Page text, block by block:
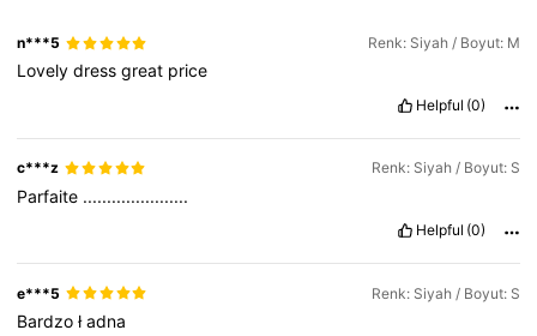
n***5 Renk: Siyah / Boyut: M
Lovelydressgreat price
Helpful (0)
c***z Renk: Siyah / Boyut: S
Parfaite ......................
Helpful (0)
e***5 Renk: Siyah / Boyut: S
Bardzoładna